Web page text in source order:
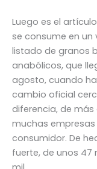
Luego es el
se consume en un
listado de granos
anabólicos, que
agosto, cuando
cambio oficial
diferencia, de más
muchas
consumidor. De
fuerte, de unos 47